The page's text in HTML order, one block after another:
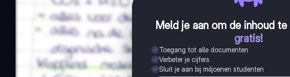
Meld je aan om de inhoud te
gratis!
Toegang tot alle documenten
Verbeter je cijfers
Sluit je aan bij miljoenen studenten